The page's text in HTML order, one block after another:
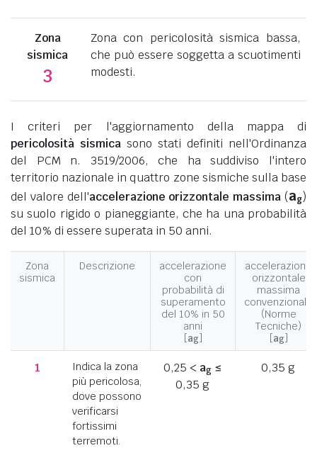
Zona
sismica
3
Zona con pericolosità sismica bassa,
che può essere soggetta a scuotimenti
modesti.
I criteri per l'aggiornamento della mappa di
pericolosità sismica sono stati definiti nell'Ordinanza
del PCM n. 3519/2006, che ha suddiviso l'intero
territorio nazionale in quattro zone sismiche sulla base
del valore dell'accelerazione orizzontale massima (ag)
su suolo rigido o pianeggiante, che ha una probabilità
del 10% di essere superata in 50 anni.
Zona
sismica
Descrizione
accelerazione
con
probabilità di
superamento
del 10% in 50
anni
[ag]
accelerazione
orizzontale
massima
convenzionale
(Norme
Tecniche)
[ag]
1
Indica la zona
più pericolosa,
dove possono
verificarsi
fortissimi
terremoti.
0,25 < ag≤
0,35 g
0,35 g